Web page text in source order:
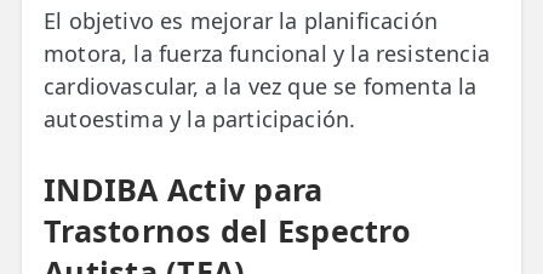
El objetivo es mejorar la planificación
motora, la fuerza funcional y la resistencia
cardiovascular, a la vez que se fomenta la
autoestima y la participación.
INDIBA Activ para
Trastornos del Espectro